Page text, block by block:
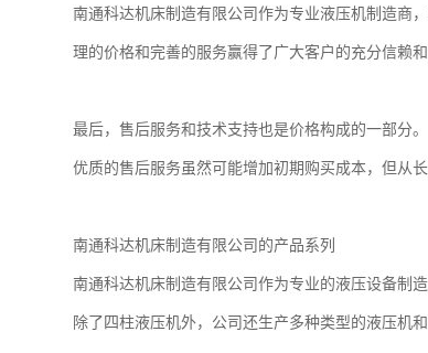
南通科达机床制造有限公司作为专业液压机制造商
理的价格和完善的服务赢得了广大客户的充分信赖和
最后，售后服务和技术支持也是价格构成的一部分。
优质的售后服务虽然可能增加初期购买成本，但从
南通科达机床制造有限公司的产品系列
南通科达机床制造有限公司作为专业的液压设备制
除了四柱液压机外，公司还生产多种类型的液压机